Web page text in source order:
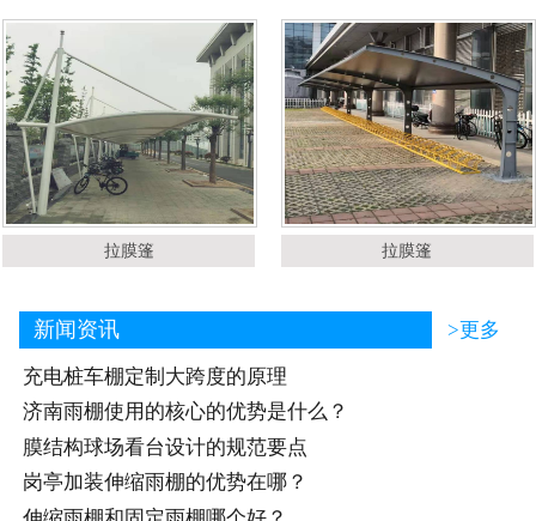
拉膜篷 拉膜篷
新闻资讯 >更多
充电桩车棚定制大跨度的原理
济南雨棚使用的核心的优势是什么？
膜结构球场看台设计的规范要点
岗亭加装伸缩雨棚的优势在哪？